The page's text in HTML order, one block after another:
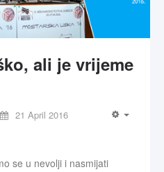
ali je vrijeme
21 April 2016
se u nevolji i nasmijati